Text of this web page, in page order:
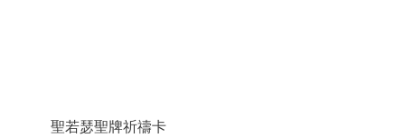
聖若瑟聖牌祈禱卡